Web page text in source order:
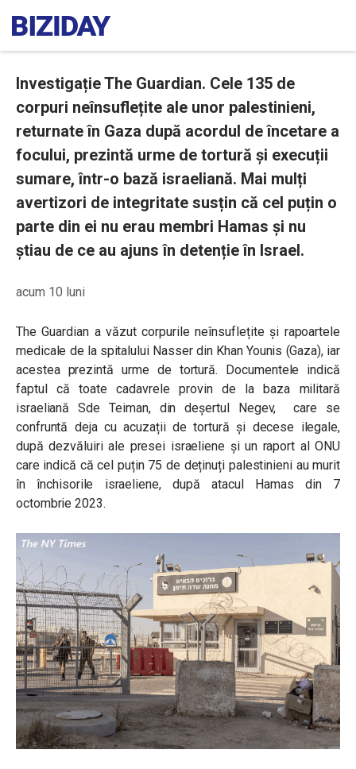
Investigație The Guardian. Cele 135 de
corpuri neînsuflețite ale unor palestinieni,
returnate în Gaza după acordul de încetare a
focului, prezintă urme de tortură și execuții
sumare, într-o bază israeliană. Mai mulți
avertizori de integritate susțin că cel puțin o
parte din ei nu erau membri Hamas și nu
știau de ce au ajuns în detenție în Israel.
acum 10 luni
The Guardian a văzut corpurile neînsuflețite și rapoartele
medicale de la spitalului Nasser din Khan Younis (Gaza), iar
acestea prezintă urme de tortură. Documentele indică
faptul că toate cadavrele provin de la baza militară
israeliană Sde Teiman, din deșertul Negev, care se
confruntă deja cu acuzații de tortură și decese ilegale,
după dezvăluiri ale presei israeliene și un raport al ONU
care indică că cel puțin 75 de deținuți palestinieni au murit
în închisorile israeliene, după atacul Hamas din 7
octombrie 2023.